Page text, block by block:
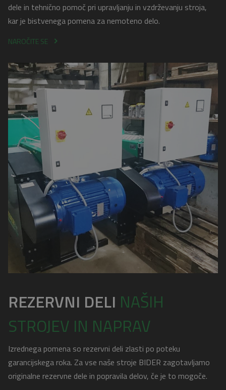
dele in tehnično pomoč pri upravljanju in vzdrževanju stroja,
kar je bistvenega pomena za nemoteno delo.
NAROČITE SE
REZERVNI DELI NAŠIH
STROJEV IN NAPRAV
Izrednega pomena so rezervni deli zlasti po poteku
garancijskega roka. Za vse naše stroje BIDER zagotavljamo
originalne rezervne dele in popravila delov, če je to mogoče.